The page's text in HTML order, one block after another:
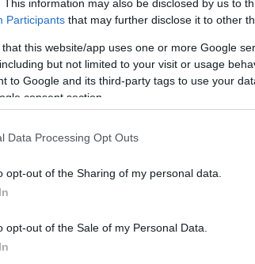
This information may also be disclosed by us to
Participants that may further disclose it to other
that this website/app uses one or more Google
but not limited to your visit or usage
to Google and its third-party tags to use your
consent section.
Data Processing Opt Outs
opt-out of the Sharing of my personal data.
opt-out of the Sale of my Personal Data.
προεδρικό μέγαρο.